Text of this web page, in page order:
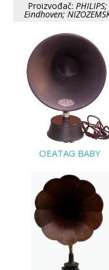
Proizvođač:
Eindhoven;
OEATAG BABY